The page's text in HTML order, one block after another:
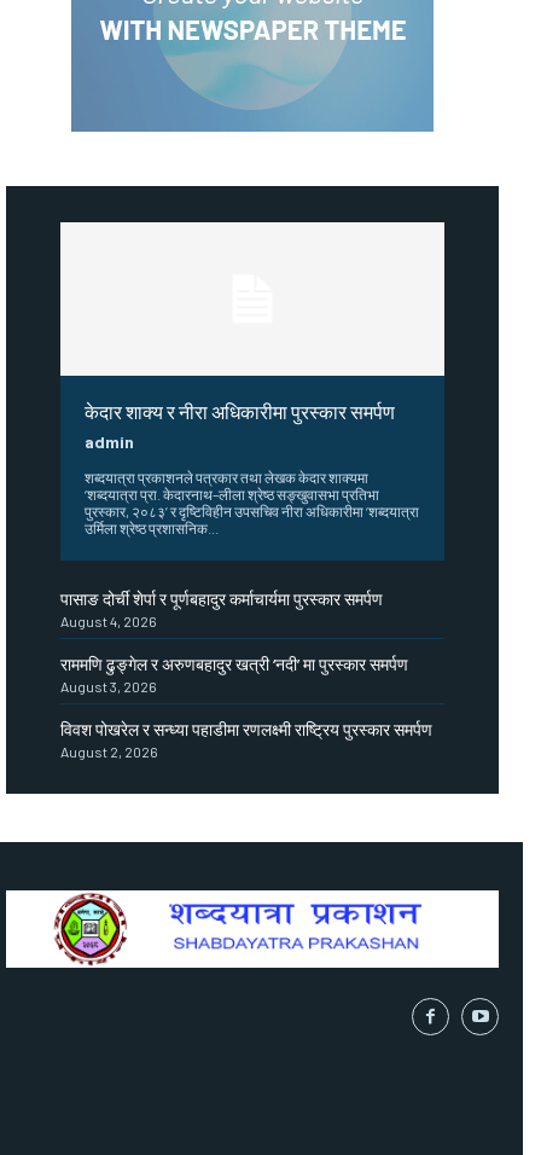
केदार शाक्य र नीरा अधिकारीमा पुरस्कार समर्पण
admin
शब्दयात्रा प्रकाशनले पत्रकार तथा लेखक केदार शाक्यमा
‘शब्दयात्रा प्रा. केदारनाथ–लीला श्रेष्ठ सङ्खुवासभा प्रतिभा
पुरस्कार, २०८३’ र दृष्टिविहीन उपसचिव नीरा अधिकारीमा ‘शब्दयात्रा
उर्मिला श्रेष्ठ प्रशासनिक...
पासाङ दोर्ची शेर्पा र पूर्णबहादुर कर्माचार्यमा पुरस्कार समर्पण
August 4, 2026
राममणि ढुङ्गेल र अरुणबहादुर खत्री ‘नदी’ मा पुरस्कार समर्पण
August 3, 2026
विवश पोखरेल र सन्ध्या पहाडीमा रणलक्ष्मी राष्ट्रिय पुरस्कार समर्पण
August 2, 2026